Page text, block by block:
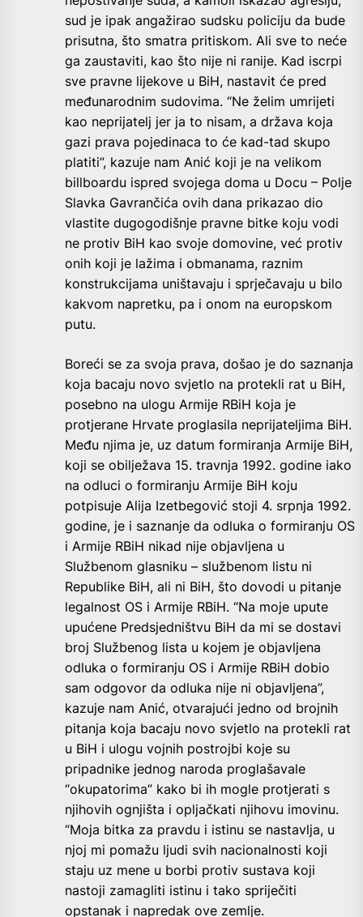
sud je ipak angažirao sudsku policiju da bude
prisutna, što smatra pritiskom. Ali sve to neće
ga zaustaviti, kao što nije ni ranije. Kad iscrpi
sve pravne lijekove u BiH, nastavit će pred
međunarodnim sudovima. “Ne želim umrijeti
kao neprijatelj jer ja to nisam, a država koja
gazi prava pojedinaca to će kad-tad skupo
platiti”, kazuje nam Anić koji je na velikom
billboardu ispred svojega doma u Docu – Polje
Slavka Gavrančića ovih dana prikazao dio
vlastite dugogodišnje pravne bitke koju vodi
ne protiv BiH kao svoje domovine, već protiv
onih koji je lažima i obmanama, raznim
konstrukcijama uništavaju i sprječavaju u bilo
kakvom napretku, pa i onom na europskom
putu.
Boreći se za svoja prava, došao je do saznanja
koja bacaju novo svjetlo na protekli rat u BiH,
posebno na ulogu Armije RBiH koja je
protjerane Hrvate proglasila neprijateljima BiH.
Među njima je, uz datum formiranja Armije BiH,
koji se obilježava 15. travnja 1992. godine iako
na odluci o formiranju Armije BiH koju
potpisuje Alija Izetbegović stoji 4. srpnja 1992.
godine, je i saznanje da odluka o formiranju OS
i Armije RBiH nikad nije objavljena u
Službenom glasniku – službenom listu ni
Republike BiH, ali ni BiH, što dovodi u pitanje
legalnost OS i Armije RBiH. “Na moje upute
upućene Predsjedništvu BiH da mi se dostavi
broj Službenog lista u kojem je objavljena
odluka o formiranju OS i Armije RBiH dobio
sam odgovor da odluka nije ni objavljena”,
kazuje nam Anić, otvarajući jedno od brojnih
pitanja koja bacaju novo svjetlo na protekli rat
u BiH i ulogu vojnih postrojbi koje su
pripadnike jednog naroda proglašavale
“okupatorima” kako bi ih mogle protjerati s
njihovih ognjišta i opljačkati njihovu imovinu.
“Moja bitka za pravdu i istinu se nastavlja, u
njoj mi pomažu ljudi svih nacionalnosti koji
staju uz mene u borbi protiv sustava koji
nastoji zamagliti istinu i tako spriječiti
opstanak i napredak ove zemlje.